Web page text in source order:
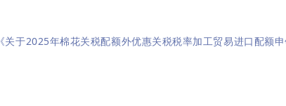
《关于2025年棉花关税配额外优惠关税税率加工贸易进口配额